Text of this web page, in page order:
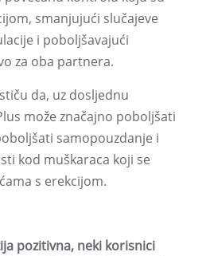
smanjujući slučajeve
i poboljšavajući
za oba partnera.
da, uz dosljednu
može značajno poboljšati
samopouzdanje i
kod muškaraca koji se
s erekcijom.
pozitivna, neki korisnici